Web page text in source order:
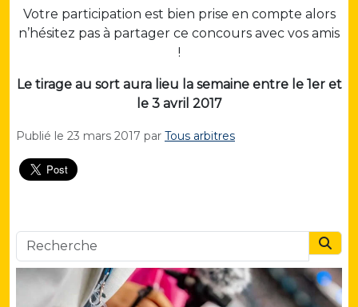
Votre participation est bien prise en compte alors
n’hésitez pas à partager ce concours avec vos amis
!
Le tirage au sort aura lieu la semaine entre le 1er et
le 3 avril 2017
Publié le 23 mars 2017 par Tous arbitres